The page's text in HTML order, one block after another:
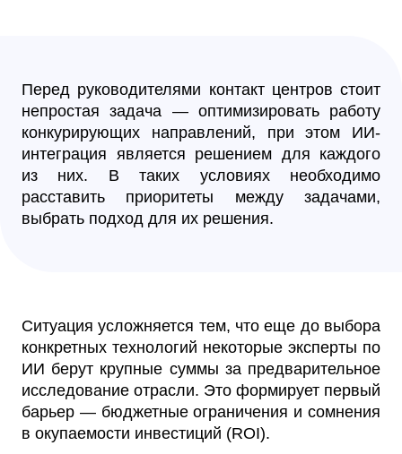
Перед руководителями контакт центров стоит
непростая задача — оптимизировать работу
конкурирующих направлений, при этом ИИ-
интеграция является решением для каждого
из них. В таких условиях необходимо
расставить приоритеты между задачами,
выбрать подход для их решения.
Ситуация усложняется тем, что еще до выбора
конкретных технологий некоторые эксперты по
ИИ берут крупные суммы за предварительное
исследование отрасли. Это формирует первый
барьер — бюджетные ограничения и сомнения
в окупаемости инвестиций (ROI).